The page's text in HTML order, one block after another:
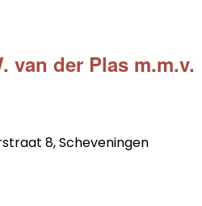
van der Plas m.m.v.
8, Scheveningen